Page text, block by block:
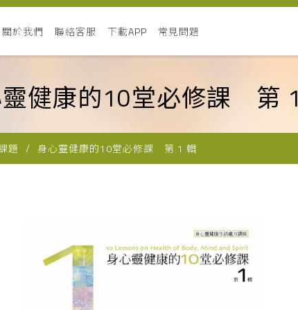
關於我們 聯絡客服 下載APP 常見問題
健康的10堂必修課 第
題 身心靈健康的10堂必修課 第 1 輯